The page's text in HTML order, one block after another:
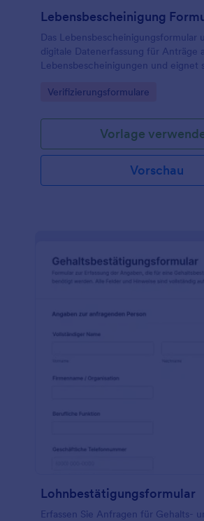
Lebensbescheinigung
Das Lebensbescheinigungsformular
digitale Datenerfassung für Anträge
Lebensbescheinigungen und eignet
die Formularantworten in Jotform
Go to Category:
Verifizierungsformulare
Vorlage
Vorschau
Lohnbestätigungsformular
Erfassen Sie Anfragen für Gehalts-